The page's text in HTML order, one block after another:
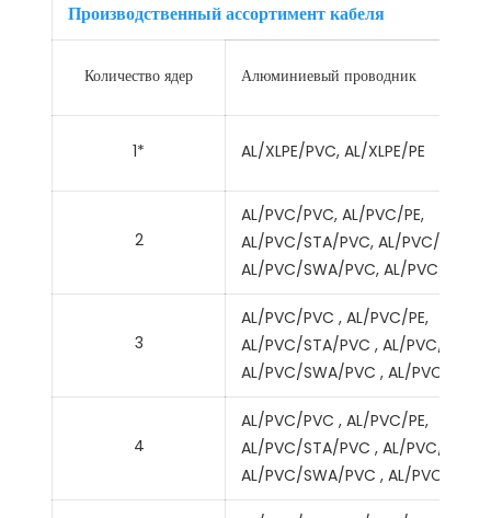
Производственный ассортимент кабеля
Количество ядер Алюминиевый проводник
1* AL/XLPE/PVC, AL/XLPE/PE
2
AL/PVC/PVC, AL/PVC/PE,
AL/PVC/STA/PVC, AL/PVC/STA/
AL/PVC/SWA/PVC, AL/PVC/SWA/
3
AL/PVC/PVC , AL/PVC/PE,
AL/PVC/STA/PVC , AL/PVC/STA/
AL/PVC/SWA/PVC , AL/PVC/
4
AL/PVC/PVC , AL/PVC/PE,
AL/PVC/STA/PVC , AL/PVC/STA/
AL/PVC/SWA/PVC , AL/PVC/